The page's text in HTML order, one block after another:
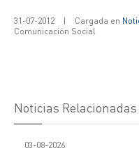
31-07-2012 | Cargada en
Comunicación Social
Noticias Relacionadas
03-08-2026